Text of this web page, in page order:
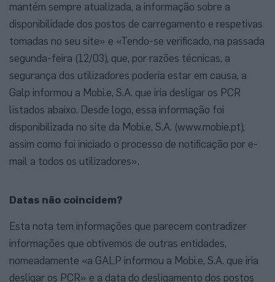
mantém sempre atualizada, a informação sobre a
disponibilidade dos postos de carregamento e respetivas
tomadas no seu site» e «Tendo-se verificado, na passada
segunda-feira (12/03), que, por razões técnicas, a
segurança dos utilizadores poderia estar em causa, a
Galp informou a Mobi.e, S.A. que iria desligar os PCR
listados abaixo. Desde logo, essa informação foi
disponibilizada no site da Mobi.e, S.A. (www.mobie.pt),
assim como foi iniciado o processo de notificação por e-
mail a todos os utilizadores».
Datas não coincidem?
Esta nota tem informações que parecem contradizer
informações que obtivemos de outras entidades,
nomeadamente «a GALP informou a Mobi.e, S.A. que iria
desligar os PCR» e a data do desligamento dos postos